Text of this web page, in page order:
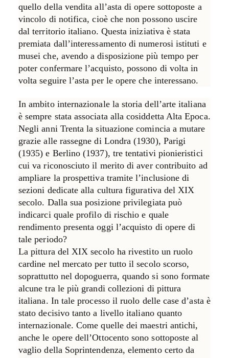
quello della vendita all’asta di opere sottoposte a
vincolo di notifica, cioè che non possono uscire
dal territorio italiano. Questa iniziativa è stata
premiata dall’interessamento di numerosi istituti e
musei che, avendo a disposizione più tempo per
poter confermare l’acquisto, possono di volta in
volta seguire l’asta per le opere che interessano.
In ambito internazionale la storia dell’arte italiana
è sempre stata associata alla cosiddetta Alta Epoca.
Negli anni Trenta la situazione comincia a mutare
grazie alle rassegne di Londra (1930), Parigi
(1935) e Berlino (1937), tre tentativi pionieristici
cui va riconosciuto il merito di aver contribuito ad
ampliare la prospettiva tramite l’inclusione di
sezioni dedicate alla cultura figurativa del XIX
secolo. Dalla sua posizione privilegiata può
indicarci quale profilo di rischio e quale
rendimento presenta oggi l’acquisto di opere di
tale periodo?
La pittura del XIX secolo ha rivestito un ruolo
cardine nel mercato per tutto il secolo scorso,
soprattutto nel dopoguerra, quando si sono formate
alcune tra le più grandi collezioni di pittura
italiana. In tale processo il ruolo delle case d’asta è
stato decisivo tanto a livello italiano quanto
internazionale. Come quelle dei maestri antichi,
anche le opere dell’Ottocento sono sottoposte al
vaglio della Soprintendenza, elemento certo da